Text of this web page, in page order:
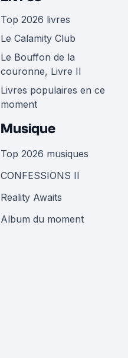
Top 2026 livres
Le Calamity Club
Le Bouffon de la
couronne, Livre II
Livres populaires en ce
moment
Musique
Top 2026 musiques
CONFESSIONS II
Reality Awaits
Album du moment